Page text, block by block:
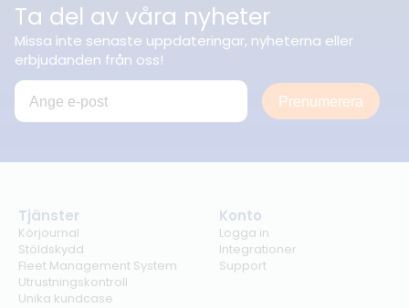
Ta del av våra nyheter
Missa inte senaste uppdateringar, nyheterna eller
erbjudanden från oss!
Prenumerera
Tjänster
Körjournal
Stöldskydd
Fleet Management System
Utrustningskontroll
Unika kundcase
Konto
Logga in
Integrationer
Support